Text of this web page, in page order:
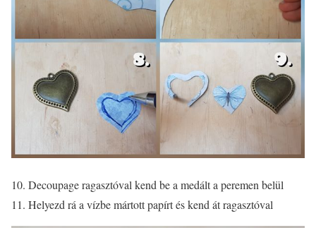
10. Decoupage ragasztóval kend be a medált a peremen belül
11. Helyezd rá a vízbe mártott papírt és kend át ragasztóval